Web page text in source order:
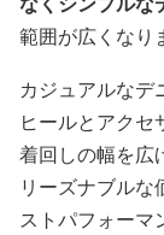
範囲が広くなり
カジュアルなデ
ヒールとアクセ
着回しの幅を広
リーズナブルな
ストパフォーマ